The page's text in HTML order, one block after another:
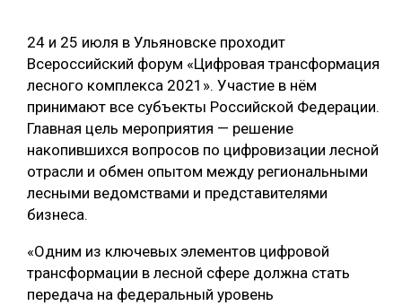
БИОЭНЕРГЕТИКА
ЛЕСОВОССТАНОВЛЕНИЕ И ЗАЩИТА
ЛОГИСТИКА
ПРОИЗВОДСТВО ДРЕВЕСНЫХ ПЛИТ
ЦБП
ЛЕСОПИЛЕНИЕ
ДЕРЕВЯННОЕ ДОМОСТРОЕНИЕ
ТЕМАТИЧЕСКИЕ ПРОЕКТЫ
ПОДБОРКИ СТАТЕЙ
24 и 25 июля в Ульяновске проходит
Всероссийский форум «Цифровая трансформация
лесного комплекса 2021». Участие в нём
принимают все субъекты Российской Федерации.
Главная цель мероприятия — решение
накопившихся вопросов по цифровизации лесной
отрасли и обмен опытом между региональными
лесными ведомствами и представителями
бизнеса.
«Одним из ключевых элементов цифровой
трансформации в лесной сфере должна стать
передача на федеральный уровень